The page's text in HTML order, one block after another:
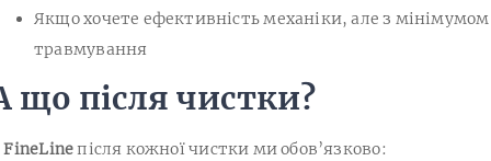
Якщо хочете ефективність механіки, але з мінімумом
травмування
що після чистки?
FineLineпісля кожної чистки ми обов’язково: